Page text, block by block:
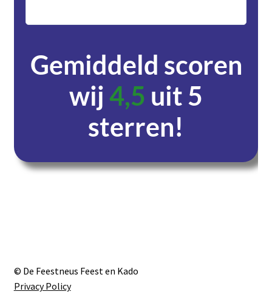
Gemiddeld scoren
wij4,5 uit 5
sterren!
© De Feestneus Feest en Kado
Privacy Policy